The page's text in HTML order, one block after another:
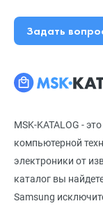
MSK-KATALOG -
компьютерной
электроники от
каталог вы
Samsung
Задать